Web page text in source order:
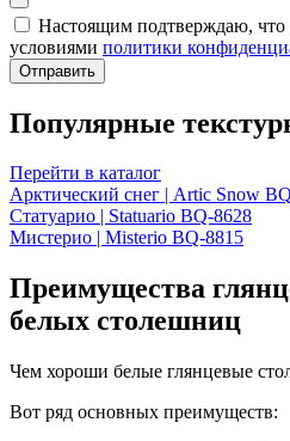
Настоящим подтверждаю, что
условиями политики
Отправить
Популярные
Перейти в каталог
Арктический снег | Artic Snow
Статуарио | Statuario BQ-8628
Мистерио | Misterio BQ-8815
Преимущества
белых столешниц
Чем хороши белые глянцевые
Вот ряд основных преимуществ: